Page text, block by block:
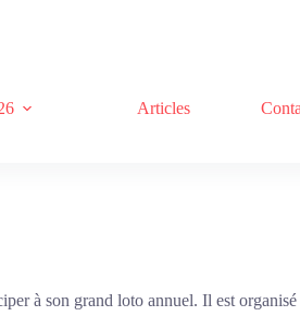
Articles
à son grand loto annuel. Il est